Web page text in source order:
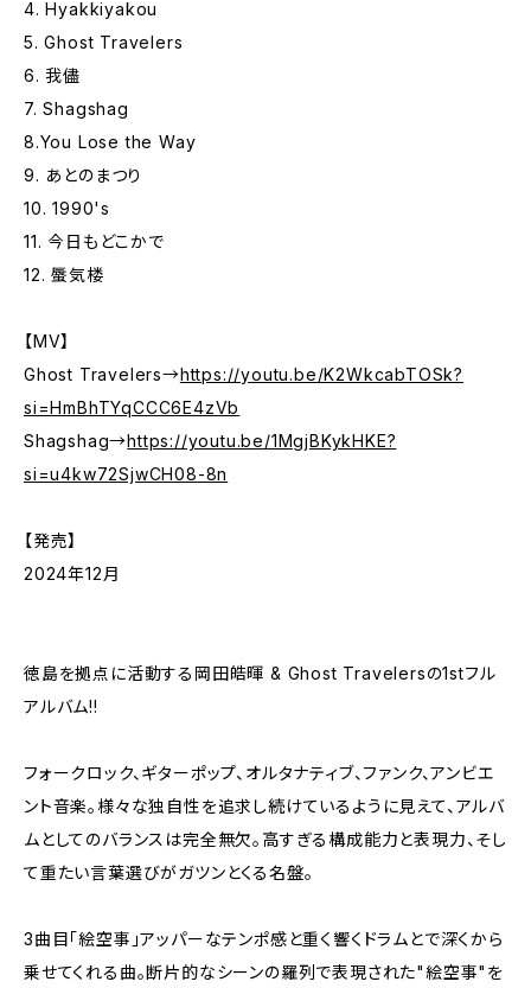
4. Hyakkiyakou
5. Ghost Travelers
6. 我儘
7. Shagshag
8.You Lose the Way
9. あとのまつり
10. 1990's
11. 今日もどこかで
12. 蜃気楼
【MV】
Ghost Travelers→https://youtu.be/K2WkcabTOSk?
si=HmBhTYqCCC6E4zVb
Shagshag→https://youtu.be/1MgjBKykHKE?
si=u4kw72SjwCH08-8n
【発売】
2024年12月
徳島を拠点に活動する岡田皓暉 & Ghost Travelersの1stフル
アルバム!!
フォークロック、ギターポップ、オルタナティブ、ファンク、アンビエ
ント音楽。様々な独自性を追求し続けているように見えて、アルバ
ムとしてのバランスは完全無欠。高すぎる構成能力と表現力、そし
て重たい言葉選びがガツンとくる名盤。
3曲目「絵空事」アッパーなテンポ感と重く響くドラムとで深くから
乗せてくれる曲。断片的なシーンの羅列で表現された"絵空事"を